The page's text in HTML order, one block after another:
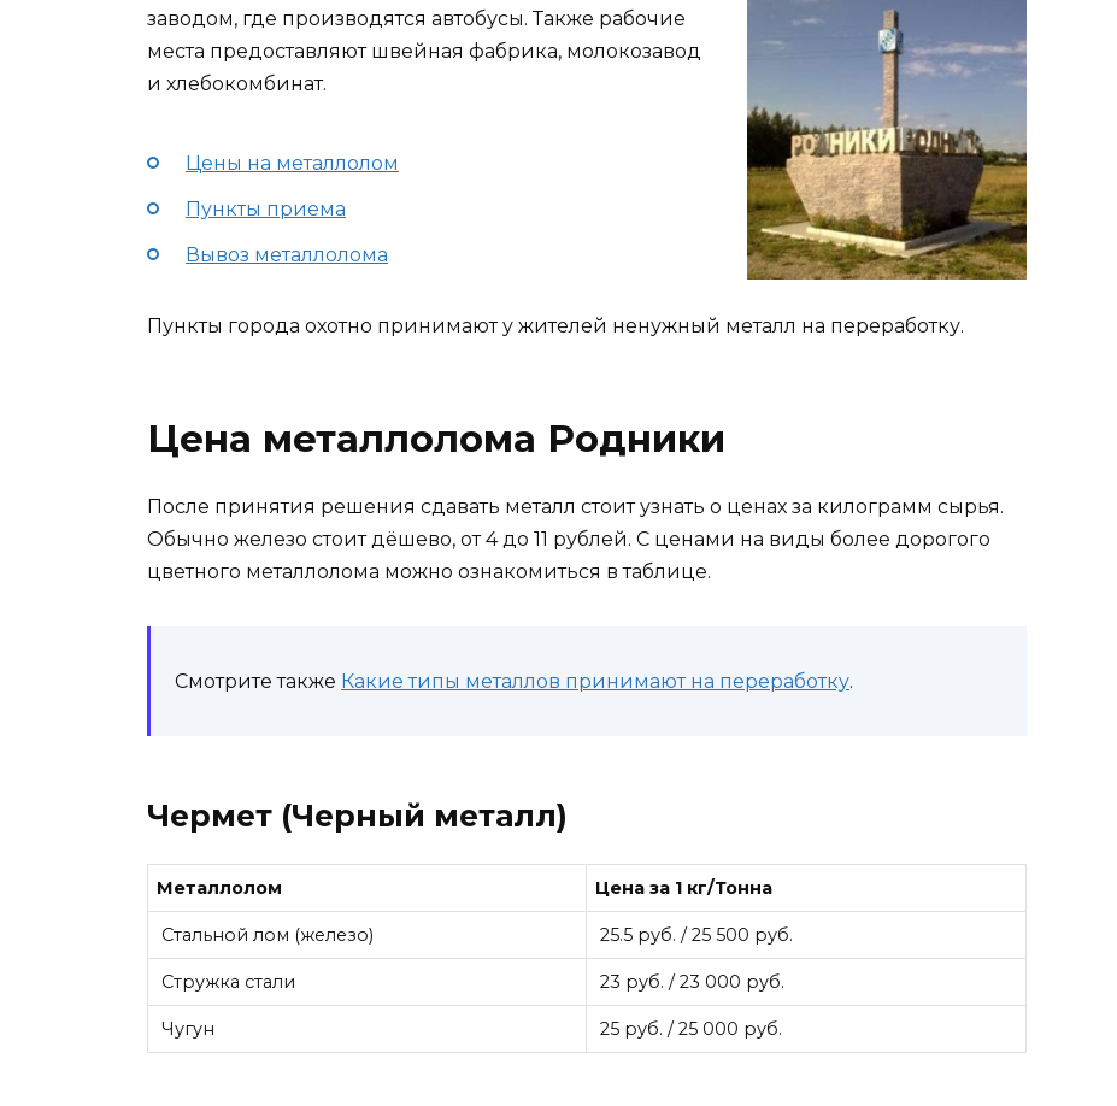
заводом, где производятся автобусы. Также рабочие
места предоставляют швейная фабрика, молокозавод
и хлебокомбинат.
Цены на металлолом
Пункты приема
Вывоз металлолома
Пункты города охотно принимают у жителей ненужный металл на переработку.
Цена металлолома Родники
После принятия решения сдавать металл стоит узнать о ценах за килограмм сырья.
Обычно железо стоит дёшево, от 4 до 11 рублей. С ценами на виды более дорогого
цветного металлолома можно ознакомиться в таблице.
Смотрите также Какие типы металлов принимают на переработку.
Чермет (Черный металл)
Металлолом Цена за 1 кг/Тонна
Стальной лом (железо) 25.5 руб. / 25 500 руб.
Стружка стали 23 руб. / 23 000 руб.
Чугун 25 руб. / 25 000 руб.